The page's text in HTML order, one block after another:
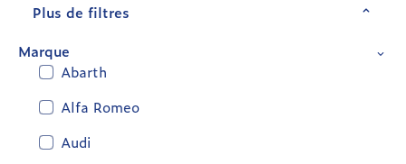
Plus de filtres
Marque
Abarth
Alfa Romeo
Audi